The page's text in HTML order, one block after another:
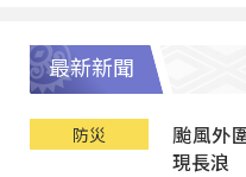
最新新聞
防災
颱風外
現長浪